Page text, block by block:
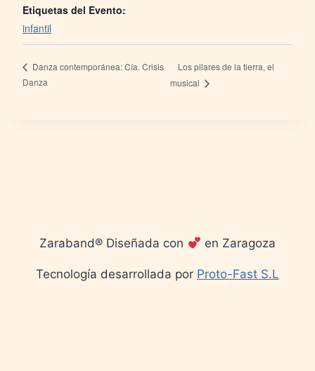
Etiquetas del Evento:
infantil
Danza contemporánea: Cía. Crisis
Danza
Los pilares de la tierra, el
musical
Zaraband® Diseñada con en Zaragoza
Tecnología desarrollada por Proto-Fast S.L